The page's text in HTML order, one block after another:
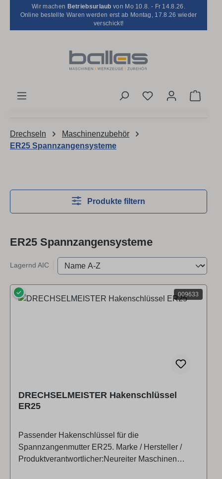
Zum Hauptinhalt springen
Wir machen Betriebsurlaub von Mo 10.8. - Fr 14.8.26.
Online bestellte Waren werden erst ab Montag, 17.8.26 wieder
verschickt!
Du hast 0
Drechseln
Maschinenzubehör
ER25 Spannzangensysteme
Produkte filtern
ER25 Spannzangensysteme
Lagernd AIC
009633
✓
DRECHSELMEISTER Hakenschlüssel
ER25
Passender Hakenschlüssel für die
Spannzangenmutter ER25. Marke / Hersteller /
Produktverantwortlicher:Neureiter Maschinen